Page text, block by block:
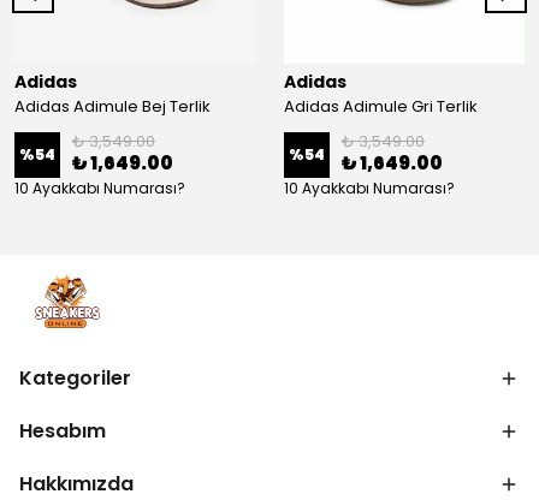
Adidas
Adidas Adimule Bej Terlik
%54
₺ 3,549.00
₺ 1,649.00
10 Ayakkabı Numarası?
Adidas
Adidas Adimule Gri Terlik
%54
₺ 3,549.00
₺ 1,649.00
10 Ayakkabı Numarası?
Kategoriler
Hesabım
Hakkımızda